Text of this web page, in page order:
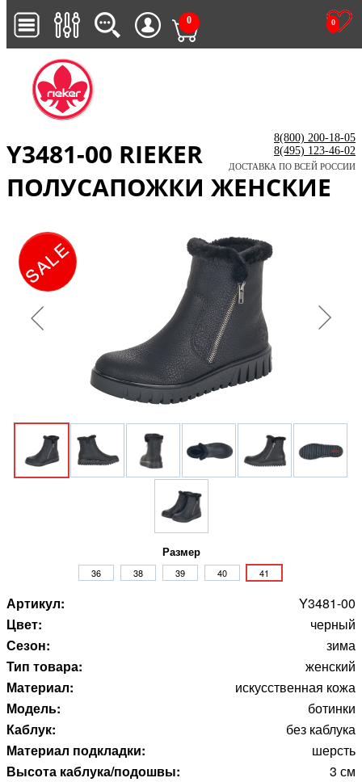
0
0
8(800) 200-18-05
8(495) 123-46-02
ДОСТАВКА ПО ВСЕЙ РОССИИ
Y3481-00 RIEKER
ПОЛУСАПОЖКИ ЖЕНСКИЕ
Размер
36 38 39 40 41
Артикул:
Y3481-00
Цвет:
черный
Сезон:
зима
Тип товара:
женский
Материал:
искусственная кожа
Модель:
ботинки
Каблук:
без каблука
Материал подкладки:
шерсть
Высота каблука/подошвы:
3 см